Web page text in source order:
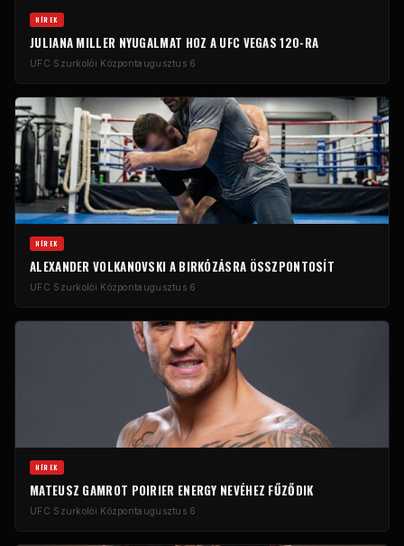
HÍREK
JULIANA MILLER NYUGALMAT HOZ A UFC VEGAS 120-RA
UFC Szurkolói Központaugusztus 6
HÍREK
ALEXANDER VOLKANOVSKI A BIRKÓZÁSRA ÖSSZPONTOSÍT
UFC Szurkolói Központaugusztus 6
HÍREK
MATEUSZ GAMROT POIRIER ENERGY NEVÉHEZ FŰZŐDIK
UFC Szurkolói Központaugusztus 6